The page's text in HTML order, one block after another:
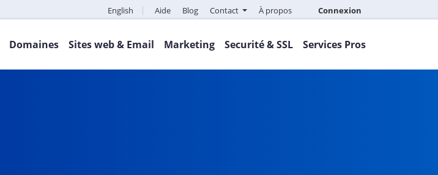
English Aide Blog Contact À propos Connexion
Domaines Sites web & Email Marketing Securité & SSL Services Pros